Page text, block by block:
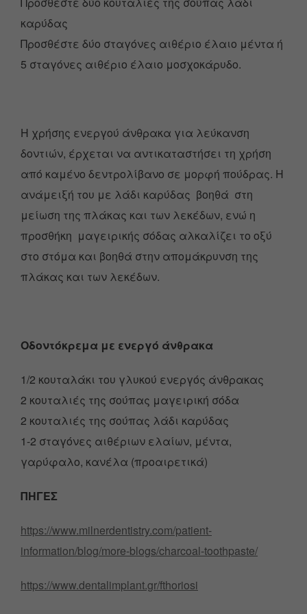
καρύδας
Προσθέστε δύο σταγόνες αιθέριο έλαιo μέντα ή
5 σταγόνες αιθέριο έλαιο μοσχοκάρυδο.
Η χρήσης ενεργού άνθρακα για λεύκανση
δοντιών, έρχεται να αντικαταστήσει τη χρήση
από καμένο δεντρολίβανο σε μορφή πούδρας. Η
ανάμειξή του με λάδι καρύδας βοηθά στη
μείωση της πλάκας και των λεκέδων, ενώ η
προσθήκη μαγειρικής σόδας αλκαλίζει το οξύ
στο στόμα και βοηθά στην απομάκρυνση της
πλάκας και των λεκέδων.
Οδοντόκρεμα με ενεργό άνθρακα
1/2 κουταλάκι του γλυκού ενεργός άνθρακας
2 κουταλιές της σούπας μαγειρική σόδα
2 κουταλιές της σούπας λάδι καρύδας
1-2 σταγόνες αιθέριων ελαίων, μέντα,
γαρύφαλο, κανέλα (προαιρετικά)
ΠΗΓΕΣ
https://www.milnerdentistry.com/patient-
information/blog/more-blogs/charcoal-toothpaste/
https://www.dentalimplant.gr/fthoriosi